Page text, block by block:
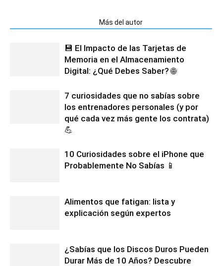
Más del autor
💾 El Impacto de las Tarjetas de
Memoria en el Almacenamiento
Digital: ¿Qué Debes Saber? 🌐
7 curiosidades que no sabías sobre
los entrenadores personales (y por
qué cada vez más gente los contrata)
💪
10 Curiosidades sobre el iPhone que
Probablemente No Sabías 📱
Alimentos que fatigan: lista y
explicación según expertos
¿Sabías que los Discos Duros Pueden
Durar Más de 10 Años? Descubre